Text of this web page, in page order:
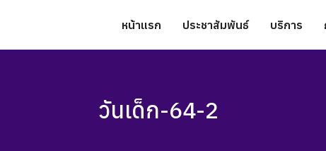
หน้าแรก ประชาสัมพันธ์ บริการ
วันเด็ก-64-2